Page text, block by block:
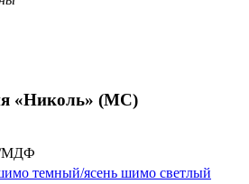
«Николь» (МС)
МДФ
темный/ясень шимо светлый